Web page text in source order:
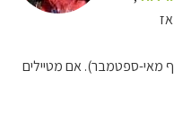
מאי-ספטמבר). אם מטיילים